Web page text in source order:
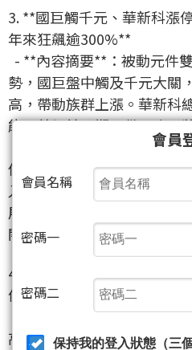
3. **國巨觸千元、華新科漲
年來狂飆逾300%**
- **內容摘要**：被動元件
勢，國巨盤中觸及千元大關
高，帶動族群上漲。華新科
能顯著優於預期，供需吃緊
- **法人解讀**：本法人評
伺服器、HPC及車用電子等
入新一輪景氣成長循環。龍
展望的樂觀預期，顯示產業
關注相關供應鏈的表現。
4. **南亞科再創431.5元歷史
停**
- **內容摘要**：記憶體族
高，類比IC廠矽力*-KY、環
會員
會員名稱
密碼一
密碼二
保持我的登入狀態（三個